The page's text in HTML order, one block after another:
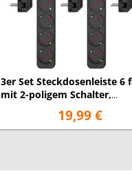
3er Set Steckdosenleiste 6
mit 2-poligem Schalter,
Kindersicherung, Schwarz
19,99 €